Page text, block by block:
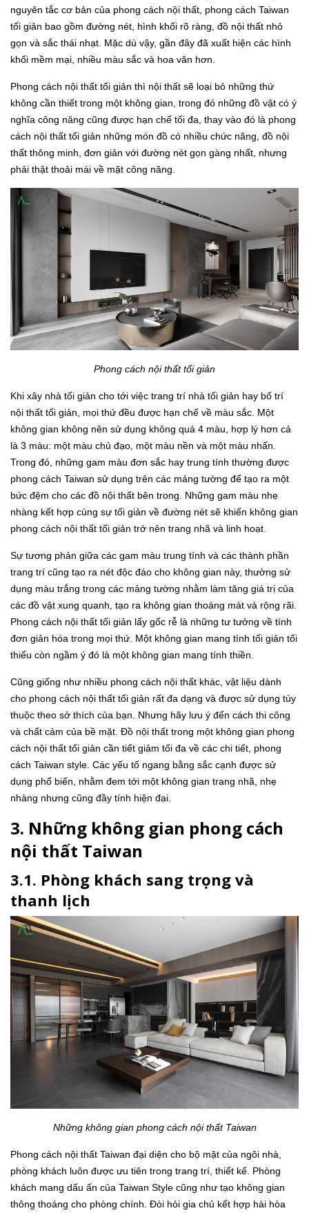
nguyên tắc cơ bản của phong cách nội thất, phong cách Taiwan
tối giản bao gồm đường nét, hình khối rõ ràng, đồ nội thất nhỏ
gọn và sắc thái nhạt. Mặc dù vậy, gần đây đã xuất hiện các hình
khối mềm mại, nhiều màu sắc và hoa văn hơn.
Phong cách nội thất tối giản thì nội thất sẽ loại bỏ những thứ
không cần thiết trong một không gian, trong đó những đồ vật có ý
nghĩa công năng cũng được hạn chế tối đa, thay vào đó là phong
cách nội thất tối giản những món đồ có nhiều chức năng, đồ nội
thất thông minh, đơn giản với đường nét gọn gàng nhất, nhưng
phải thật thoải mái về mặt công năng.
Phong cách nội thất tối giản
Khi xây nhà tối giản cho tới việc trang trí nhà tối giản hay bố trí
nội thất tối giản, mọi thứ đều được hạn chế về màu sắc. Một
không gian không nên sử dụng không quá 4 màu, hợp lý hơn cả
là 3 màu: một màu chủ đạo, một màu nền và một màu nhấn.
Trong đó, những gam màu đơn sắc hay trung tính thường được
phong cách Taiwan sử dụng trên các mảng tường để tạo ra một
bức đệm cho các đồ nội thất bên trong. Những gam màu nhẹ
nhàng kết hợp cùng sự tối giản về đường nét sẽ khiến không gian
phong cách nội thất tối giản trở nên trang nhã và linh hoạt.
Sự tương phản giữa các gam màu trung tính và các thành phần
trang trí cũng tạo ra nét độc đáo cho không gian này, thường sử
dụng màu trắng trong các mảng tường nhằm làm tăng giá trị của
các đồ vật xung quanh, tạo ra không gian thoáng mát và rộng rãi.
Phong cách nội thất tối giản lấy gốc rễ là những tư tưởng về tính
đơn giản hóa trong mọi thứ. Một không gian mang tính tối giản tối
thiểu còn ngầm ý đó là một không gian mang tính thiền.
Cũng giống như nhiều phong cách nội thất khác, vật liệu dành
cho phong cách nội thất tối giản rất đa dạng và được sử dụng tùy
thuộc theo sở thích của bạn. Nhưng hãy lưu ý đến cách thi công
và chất cảm của bề mặt. Đồ nội thất trong một không gian phong
cách nội thất tối giản cần tiết giảm tối đa về các chi tiết, phong
cách Taiwan style. Các yếu tố ngang bằng sắc cạnh được sử
dụng phổ biến, nhằm đem tới một không gian trang nhã, nhẹ
nhàng nhưng cũng đầy tính hiện đại.
3. Những không gian phong cách
nội thất Taiwan
3.1. Phòng khách sang trọng và
thanh lịch
Những không gian phong cách nội thất Taiwan
Phong cách nội thất Taiwan đại diện cho bộ mặt của ngôi nhà,
phòng khách luôn được ưu tiên trong trang trí, thiết kế. Phòng
khách mang dấu ấn của Taiwan Style cũng như tạo không gian
thông thoáng cho phòng chính. Đòi hỏi gia chủ kết hợp hài hòa